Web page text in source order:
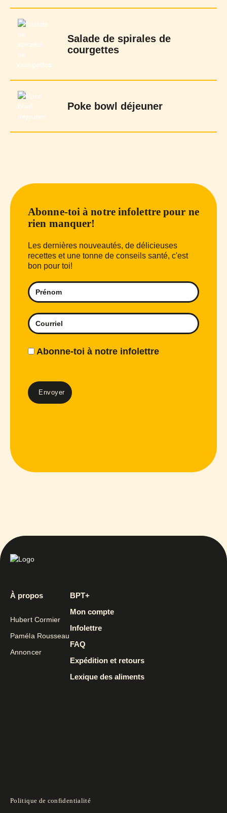
Salade de spirales de
courgettes
Poke bowl déjeuner
Abonne-toi à notre infolettre pour ne
rien manquer!
Les dernières nouveautés, de délicieuses
recettes et une tonne de conseils santé, c'est
bon pour toi!
Abonne-toi à notre infolettre
À propos
Hubert Cormier
Paméla Rousseau
Annoncer
BPT+
Mon compte
Infolettre
FAQ
Expédition et retours
Lexique des aliments
Politique de confidentialité